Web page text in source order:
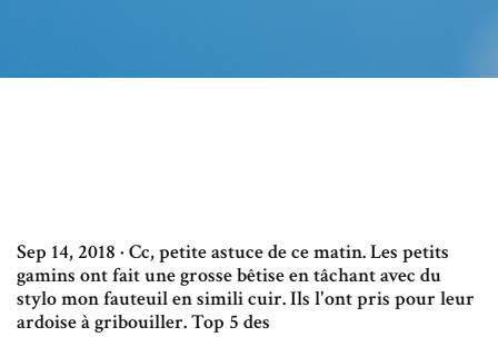
Sep 14, 2018 · Cc, petite astuce de ce matin. Les petits
gamins ont fait une grosse bêtise en tâchant avec du
stylo mon fauteuil en simili cuir. Ils l'ont pris pour leur
ardoise à gribouiller. Top 5 des